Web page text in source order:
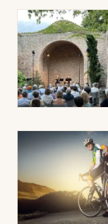
Feu d'artifice
Newsletter
Artistes en
Actus à Saint-
Magazine à